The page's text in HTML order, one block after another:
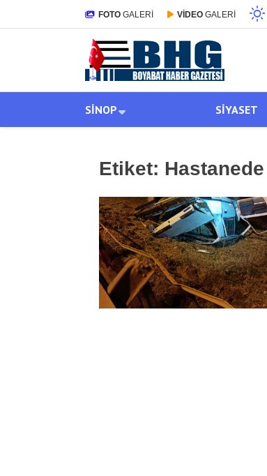
FOTO GALERİ VİDEO GALERİ
SINOP SIYASET
Etiket: Hastanede